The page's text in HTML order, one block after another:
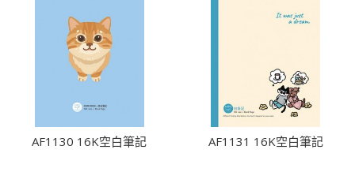
AF1130 16K空白筆記 AF1131 16K空白筆記